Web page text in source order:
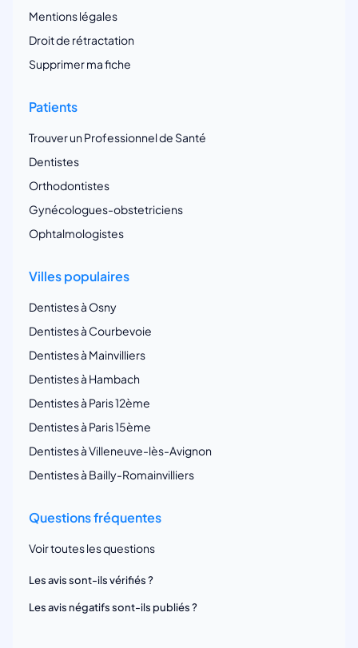
Mentions légales
Droit de rétractation
Supprimer ma fiche
Patients
Trouver un Professionnel de Santé
Dentistes
Orthodontistes
Gynécologues-obstetriciens
Ophtalmologistes
Villes populaires
Dentistes à Osny
Dentistes à Courbevoie
Dentistes à Mainvilliers
Dentistes à Hambach
Dentistes à Paris 12ème
Dentistes à Paris 15ème
Dentistes à Villeneuve-lès-Avignon
Dentistes à Bailly-Romainvilliers
Questions fréquentes
Voir toutes les questions
Les avis sont-ils vérifiés ?
Les avis négatifs sont-ils publiés ?